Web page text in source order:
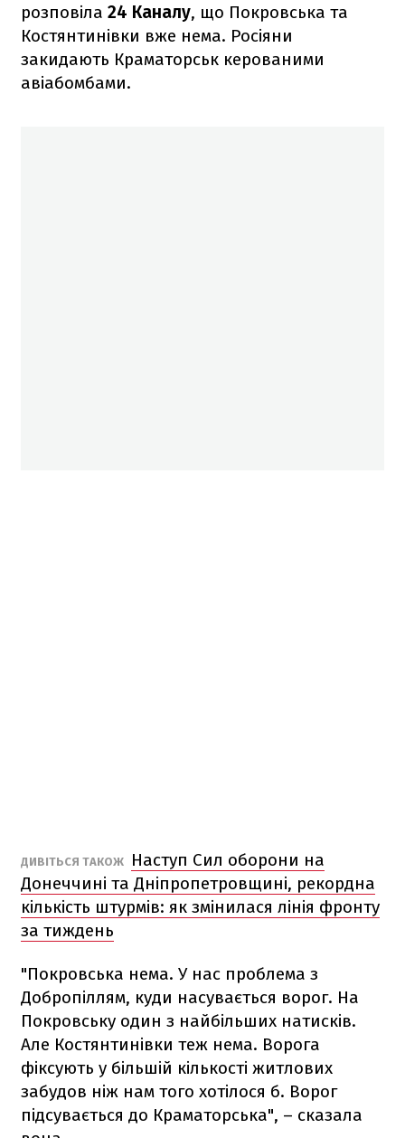
розповіла 24 Каналу, що Покровська та
Костянтинівки вже нема. Росіяни
закидають Краматорськ керованими
авіабомбами.
ДИВІТЬСЯ ТАКОЖ
Наступ Сил оборони на
Донеччині та Дніпропетровщині, рекордна
кількість штурмів: як змінилася лінія фронту
за тиждень
"Покровська нема. У нас проблема з
Добропіллям, куди насувається ворог. На
Покровську один з найбільших натисків.
Але Костянтинівки теж нема. Ворога
фіксують у більшій кількості житлових
забудов ніж нам того хотілося б. Ворог
підсувається до Краматорська", – сказала